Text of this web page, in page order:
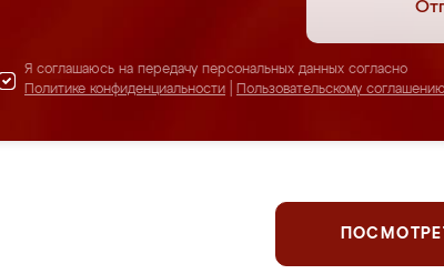
Я соглашаюсь на передачу персональных данных согласно
Политике конфиденциальности
Пользовательскому соглашению